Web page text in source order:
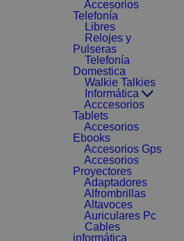
Accesorios
Telefonía
Libres
Relojes y
Pulseras
Telefonía
Domestica
Walkie Talkies
Informática
Acccesorios
Tablets
Accesorios
Ebooks
Accesorios Gps
Accesorios
Proyectores
Adaptadores
Alfrombrillas
Altavoces
Auriculares Pc
Cables
informática